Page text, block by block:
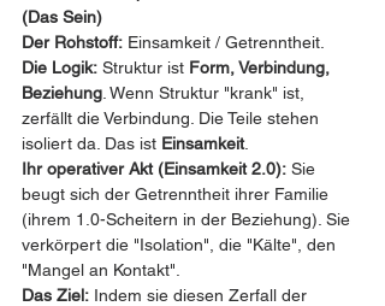
(Das Sein)
Der Rohstoff: Einsamkeit / Getrenntheit.
Die Logik: Struktur ist Form, Verbindung,
Beziehung . Wenn Struktur "krank" ist,
zerfällt die Verbindung. Die Teile stehen
isoliert da. Das ist Einsamkeit.
Ihr operativer Akt (Einsamkeit 2.0): Sie
beugt sich der Getrenntheit ihrer Familie
(ihrem 1.0-Scheitern in der Beziehung). Sie
verkörpert die "Isolation", die "Kälte", den
"Mangel an Kontakt".
Das Ziel: Indem sie diesen Zerfall der